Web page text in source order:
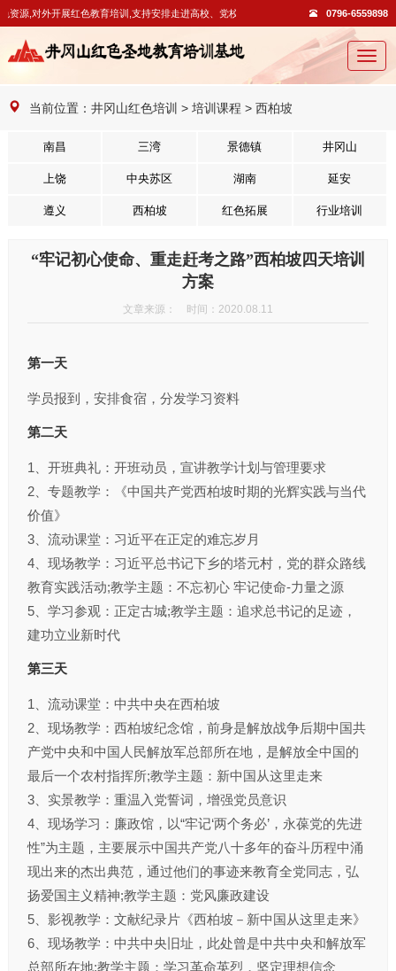
源,对外开展红色教育培训,支持安排走进高校、党校开展教学活动。 0796-6559898
切
换
当前位置： 井冈山红色培训 > 培训课程 > 西柏坡
南昌 三湾 景德镇 井冈山
上饶 中央苏区 湖南 延安
遵义 西柏坡 红色拓展 行业培训
“牢记初心使命、重走赶考之路”西柏坡四天培训
方案
文章来源： 时间：2020.08.11
第一天
学员报到，安排食宿，分发学习资料
第二天
1、开班典礼：开班动员，宣讲教学计划与管理要求
2、专题教学：《中国共产党西柏坡时期的光辉实践与当代
价值》
3、流动课堂：习近平在正定的难忘岁月
4、现场教学：习近平总书记下乡的塔元村，党的群众路线
教育实践活动;教学主题：不忘初心 牢记使命-力量之源
5、学习参观：正定古城;教学主题：追求总书记的足迹，
建功立业新时代
第三天
1、流动课堂：中共中央在西柏坡
2、现场教学：西柏坡纪念馆，前身是解放战争后期中国共
产党中央和中国人民解放军总部所在地，是解放全中国的
最后一个农村指挥所;教学主题：新中国从这里走来
3、实景教学：重温入党誓词，增强党员意识
4、现场学习：廉政馆，以“牢记‘两个务必’，永葆党的先进
性”为主题，主要展示中国共产党八十多年的奋斗历程中涌
现出来的杰出典范，通过他们的事迹来教育全党同志，弘
扬爱国主义精神;教学主题：党风廉政建设
5、影视教学：文献纪录片《西柏坡－新中国从这里走来》
6、现场教学：中共中央旧址，此处曾是中共中央和解放军
总部所在地;教学主题：学习革命英烈，坚定理想信念